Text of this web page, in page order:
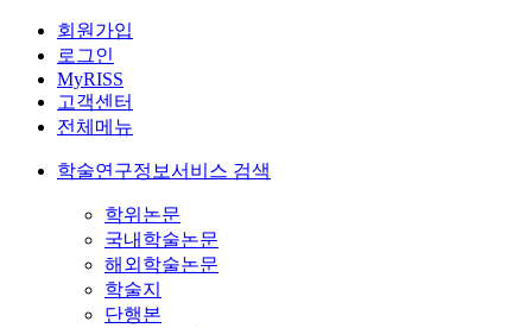
회원가입
로그인
MyRISS
고객센터
전체메뉴
학술연구정보서비스 검색
학위논문
국내학술논문
해외학술논문
학술지
단행본